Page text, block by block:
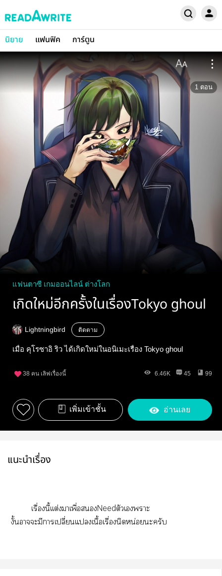
นิยาย แฟนฟิค การ์ตูน
1 ตอน
แฟนตาซี เกมออนไลน์ ต่างโลก
เกิดใหม่อีกครั้งในเรื่องTokyo ghoul
Lightningbird ติดตาม
เมื่อ คุโรซาอิ ริว ได้เกิดใหม่ในอนิเมะเรื่อง Tokyo ghoul
38 คน เลิฟเรื่องนี้ 6.46K 45 99
เพิ่มเข้าชั้น อ่านเลย
แนะนำเรื่อง
เรื่องนี้เเต่งาเพื่อNeedตัวเาะ
งั้นาะมีาเปลี่ยนแเนื้อเรื่องนิดหน่อยะครับ